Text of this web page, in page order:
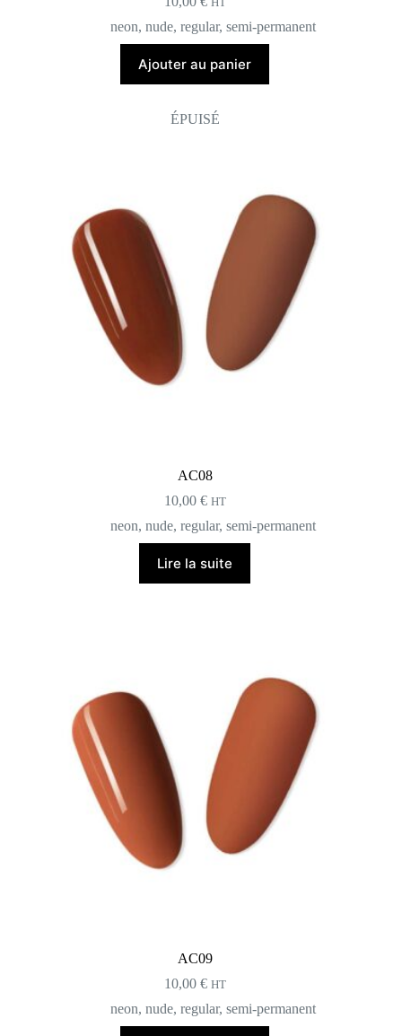
neon, nude, regular, semi-permanent
Ajouter au panier
ÉPUISÉ
AC08
10,00 € HT
neon, nude, regular, semi-permanent
Lire la suite
AC09
10,00 € HT
neon, nude, regular, semi-permanent